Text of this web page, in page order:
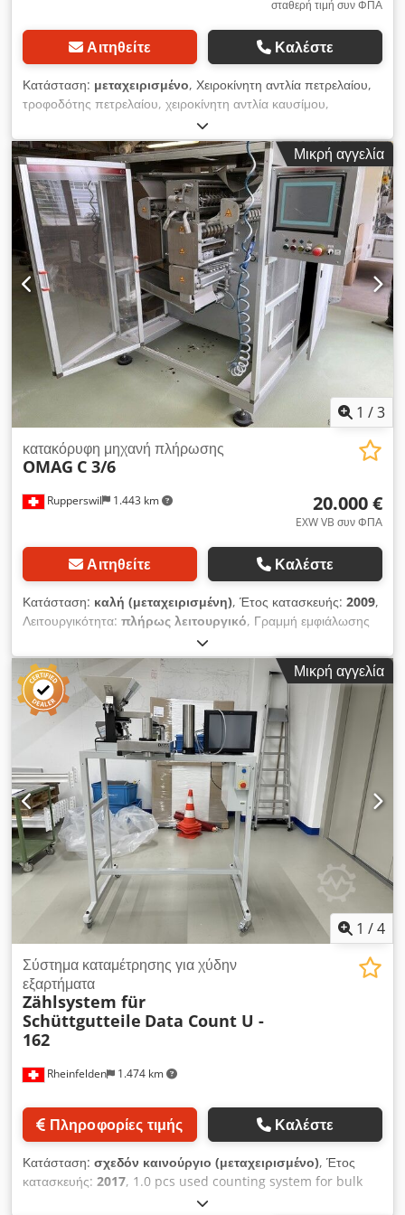
σταθερή τιμή συν ΦΠΑ
Αιτηθείτε Καλέστε
Κατάσταση: μεταχειρισμένο, Χειροκίνητη αντλία πετρελαίου,
τροφοδότης πετρελαίου, χειροκίνητη αντλία καυσίμου,
χειροκίνητη αντλία μοχλού, χειροκίνητη αντλία, αντλία βαρελιών
πετρελαίου, αντλία βαρελιών πετρελαίου Dcsdpjt Rbh Uofx
Apisk -Κατασκευαστής: ABG-Pumpen, χειροκίνητη αντλία
πετρελαίου και καυσίμου -Βοηθητική σύνδεση βαρελιού: M 64
x 4. -Διαστάσεις: 270/60/H290 mm -Βάρος: 1,1 kg
Μικρή αγγελία
1 /3
Rupperswil 1.443 km
κατακόρυφη μηχανή πλήρωσης
OMAG C 3/6
20.000 €
EXW VB συν ΦΠΑ
Αιτηθείτε Καλέστε
Κατάσταση: καλή (μεταχειρισμένη), Έτος κατασκευής: 2009,
Λειτουργικότητα: πλήρως λειτουργικό, Γραμμή εμφιάλωσης
για σακουλάκια ζάχαρης Dcodpezbh Spsfx Apisk
Μικρή αγγελία
1 /4
Rheinfelden 1.474 km
Σύστημα καταμέτρησης για χύδην
εξαρτήματα
Zählsystem für
Schüttgutteile Data Count U -
162
Πληροφορίες τιμής Καλέστε
Κατάσταση: σχεδόν καινούργιο (μεταχειρισμένο), Έτος
κατασκευής: 2017, 1.0 pcs used counting system for bulk
material parts based on vision systems Manufacturer: